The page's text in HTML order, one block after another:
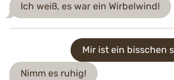
Ich weiß, es war ein Wirbelwind!
Mir ist ein bisschen
Nimm es ruhig!